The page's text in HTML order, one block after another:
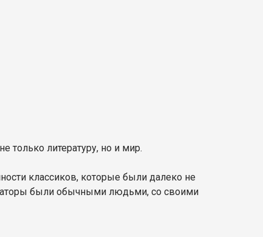
только литературу, но и мир.
классиков, которые были далеко не
были обычными людьми, со своими